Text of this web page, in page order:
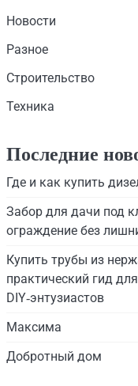
Новости
Разное
Строительство
Техника
Последние
Где и как купить
Забор для дачи под
ограждение без
Купить трубы из
практический гид
DIY‑энтузиастов
Максима
Добротный дом